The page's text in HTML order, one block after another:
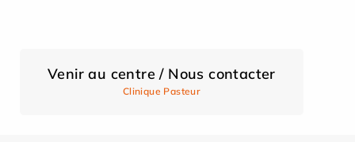
Venir au centre / Nous contacter
Clinique Pasteur